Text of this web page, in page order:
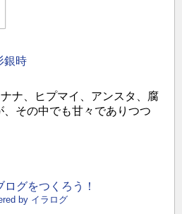
銀時
ナ、ヒプマイ、アンスタ、腐
、その中でも甘々でありつつ
ログをつくろう！
by イラログ